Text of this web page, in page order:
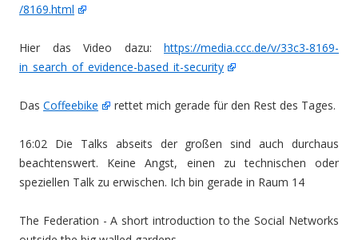
/8169.html
Hier das Video dazu: https://media.ccc.de/v/33c3-8169-
in_search_of_evidence-based_it-security
Das Coffeebike rettet mich gerade für den Rest des Tages.
16:02 Die Talks abseits der großen sind auch durchaus
beachtenswert. Keine Angst, einen zu technischen oder
speziellen Talk zu erwischen. Ich bin gerade in Raum 14
The Federation - A short introduction to the Social Networks